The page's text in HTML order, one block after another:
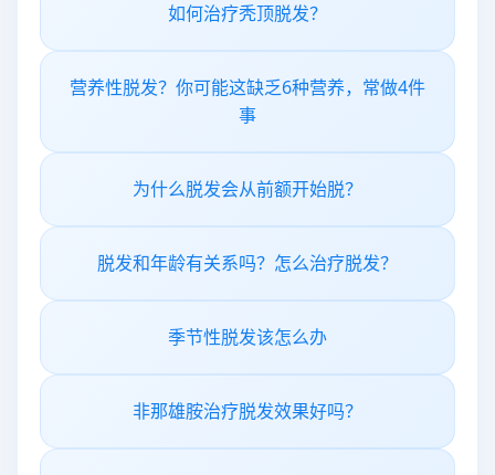
如何治疗秃顶脱发？
营养性脱发？你可能这缺乏6种营养，常做4件
事
为什么脱发会从前额开始脱？
脱发和年龄有关系吗？怎么治疗脱发？
季节性脱发该怎么办
非那雄胺治疗脱发效果好吗？